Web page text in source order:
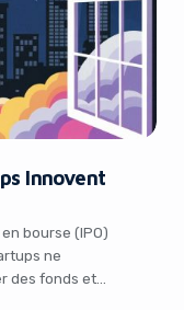
Innovent
bourse (IPO)
ne
des fonds et